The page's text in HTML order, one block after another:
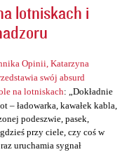
lotniskach i
Opinii, Katarzyna
swój absurd
na lotniskach: „Dokładnie
– ładowarka, kawałek kabla,
podeszwie, pasek,
przy ciele, czy coś w
uruchamia sygnał